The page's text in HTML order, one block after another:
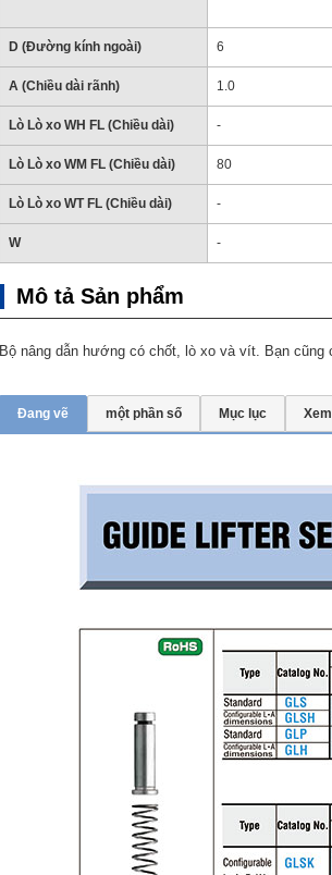
D (Đường kính ngoài) 6
A (Chiều dài rãnh) 1.0
Lò Lò xo WH FL (Chiều dài) -
Lò Lò xo WM FL (Chiều dài) 80
Lò Lò xo WT FL (Chiều dài) -
W -
Mô tả Sản phẩm
Bộ nâng dẫn hướng có chốt, lò xo và vít. Bạn cũng
Đang vẽ một phần số Mục lục